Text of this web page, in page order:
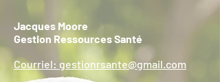
Jacques Moore
Gestion Ressources Santé
Courriel: gestionrsante@gmail.com